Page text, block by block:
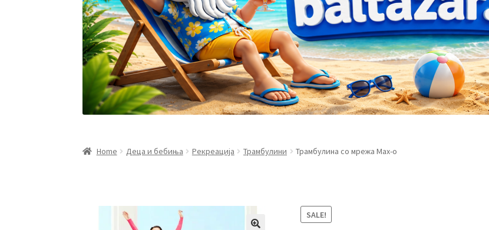
Home Деца и бебиња Рекреација Трамбулини Трамбулина со мрежа Max-o
SALE!